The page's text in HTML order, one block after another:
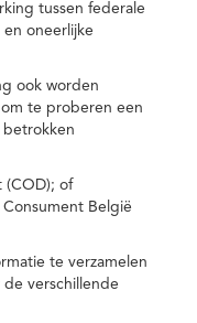
tussen federale
en oneerlijke
ook worden
te proberen een
betrokken
(COD); of
België
te verzamelen
verschillende